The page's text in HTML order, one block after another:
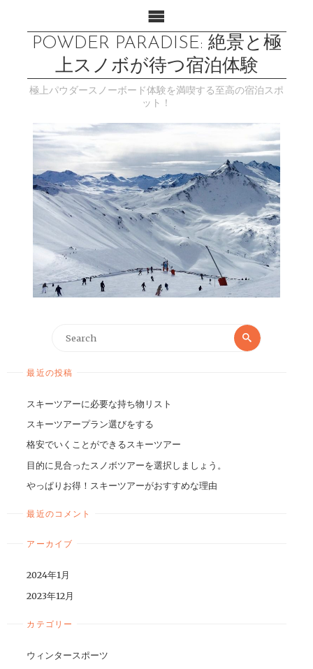
POWDER PARADISE: 絶景と極
上スノボが待つ宿泊体験
極上パウダースノーボード体験を満喫する至高の宿泊スポ
ット！
最近の投稿
スキーツアーに必要な持ち物リスト
スキーツアープラン選びをする
格安でいくことができるスキーツアー
目的に見合ったスノボツアーを選択しましょう。
やっぱりお得！スキーツアーがおすすめな理由
最近のコメント
アーカイブ
2024年1月
2023年12月
カテゴリー
ウィンタースポーツ